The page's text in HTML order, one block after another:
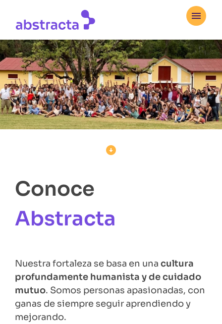


Conoce
Abstracta
Nuestra fortaleza se basa en una cultura
profundamente humanista y de cuidado
mutuo. Somos personas apasionadas, con
ganas de siempre seguir aprendiendo y
mejorando.